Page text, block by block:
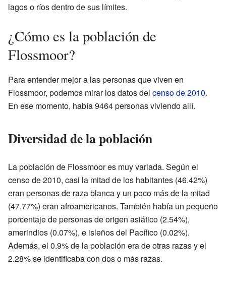
lagos o ríos dentro de sus límites.
¿Cómo es la población de
Flossmoor?
Para entender mejor a las personas que viven en
Flossmoor, podemos mirar los datos del censo de 2010.
En ese momento, había 9464 personas viviendo allí.
Diversidad de la población
La población de Flossmoor es muy variada. Según el
censo de 2010, casi la mitad de los habitantes (46.42%)
eran personas de raza blanca y un poco más de la mitad
(47.77%) eran afroamericanos. También había un pequeño
porcentaje de personas de origen asiático (2.54%),
amerindios (0.07%), e isleños del Pacífico (0.02%).
Además, el 0.9% de la población era de otras razas y el
2.28% se identificaba con dos o más razas.